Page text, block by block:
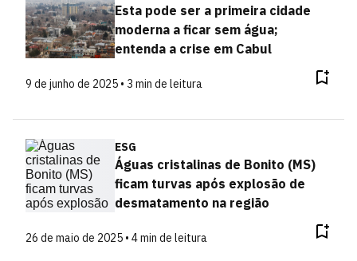
Esta pode ser a primeira cidade
moderna a ficar sem água;
entenda a crise em Cabul
9 de junho de 2025 • 3 min de leitura
ESG
Águas cristalinas de Bonito (MS)
ficam turvas após explosão de
desmatamento na região
26 de maio de 2025 • 4 min de leitura